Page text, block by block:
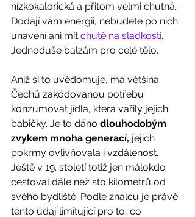
nízkokalorická a přitom velmi chutná.
Dodají vám energii, nebudete po nich
unavení ani mít chutě na sladkosti.
Jednoduše balzám pro celé tělo.
Aniž si to uvědomuje, má většina
Čechů zakódovanou potřebu
konzumovat jídla, která vařily jejich
babičky. Je to dáno dlouhodobým
zvykem mnoha generací, jejich
pokrmy ovlivňovala i vzdálenost.
Ještě v 19. století totiž jen málokdo
cestoval dále než sto kilometrů od
svého bydliště. Podle znalců je právě
tento údaj limitující pro to, co